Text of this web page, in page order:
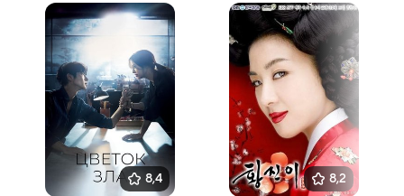
8,4 8,2